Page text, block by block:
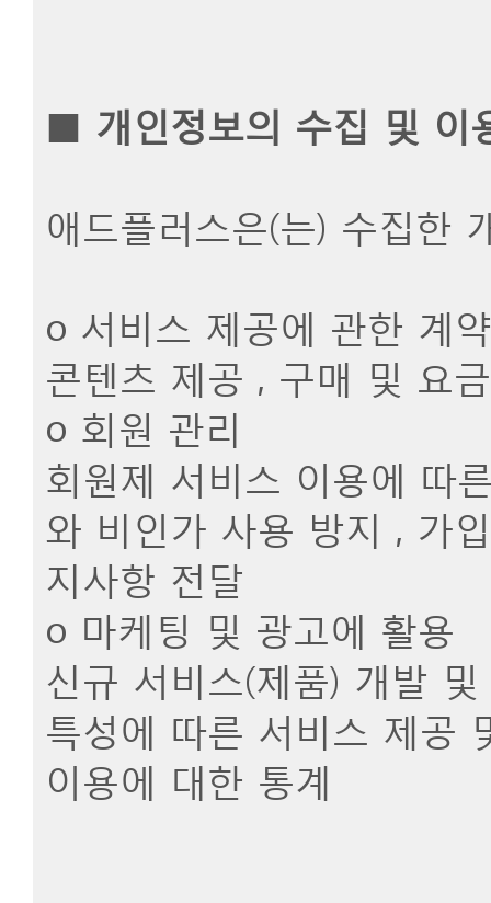
■ 개인정보의 수집 및 이
애드플러스은(는) 수집한
ο 서비스 제공에 관한 계
콘텐츠 제공 , 구매 및 요
ο 회원 관리
회원제 서비스 이용에 따
와 비인가 사용 방지 , 가
지사항 전달
ο 마케팅 및 광고에 활용
신규 서비스(제품) 개발
특성에 따른 서비스 제공
이용에 대한 통계